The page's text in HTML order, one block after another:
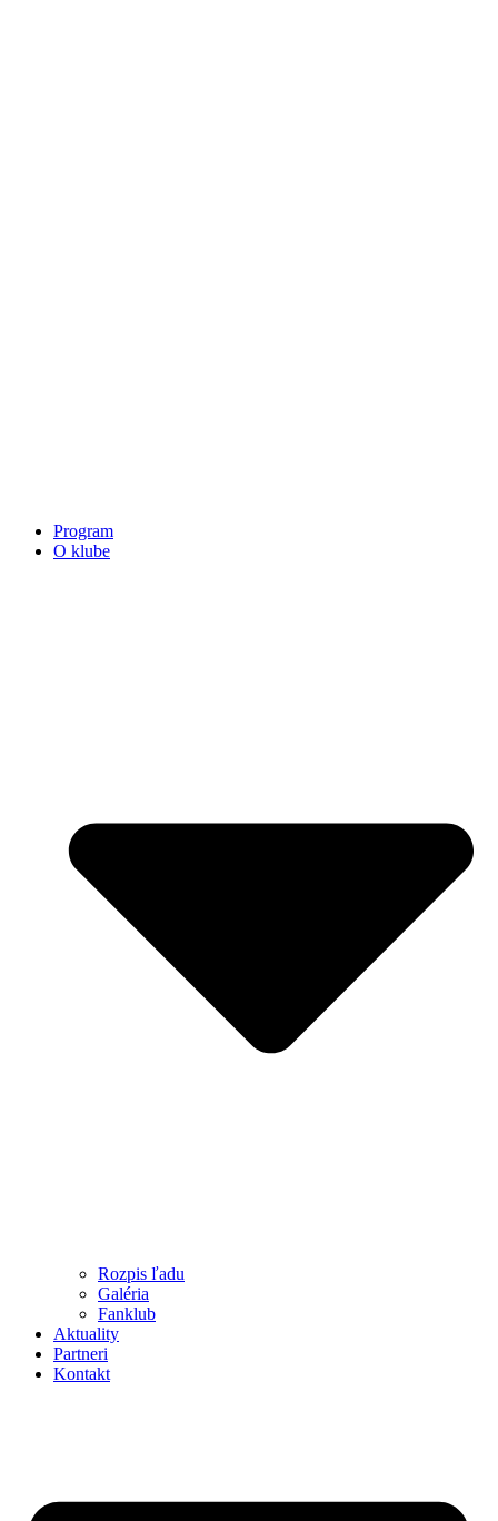
Program
O klube
Rozpis ľadu
Galéria
Fanklub
Aktuality
Partneri
Kontakt